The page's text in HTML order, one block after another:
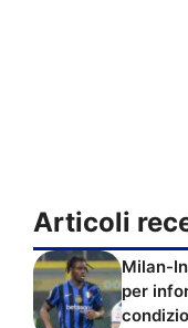
Articoli
Milan-
per